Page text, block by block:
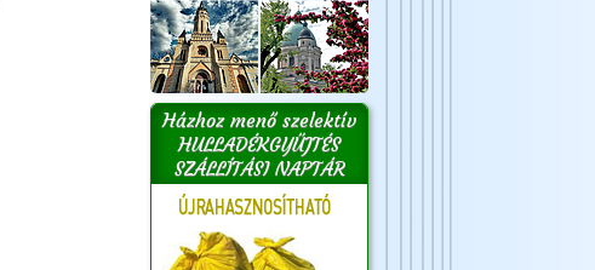
Házhoz menő szelektív
HULLADÉKGYŰJTÉS
SZÁLLÍTÁSI NAPTÁR